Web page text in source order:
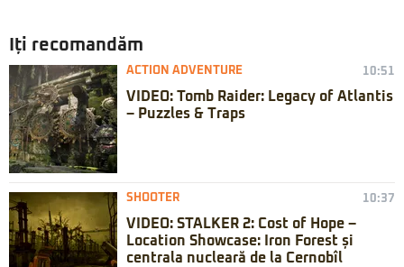
Iți recomandăm
ACTION ADVENTURE 10:51
VIDEO: Tomb Raider: Legacy of Atlantis
– Puzzles & Traps
SHOOTER 10:37
VIDEO: STALKER 2: Cost of Hope –
Location Showcase: Iron Forest și
centrala nucleară de la Cernobîl